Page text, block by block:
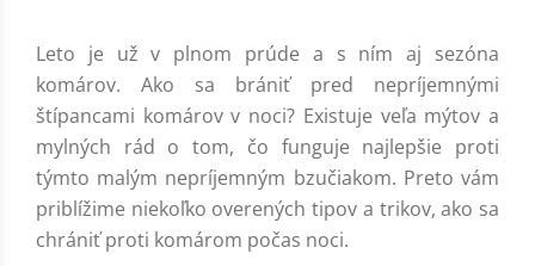
Leto je už v plnom prúde a s ním aj sezóna
komárov. Ako sa brániť pred nepríjemnými
štípancami komárov v noci? Existuje veľa mýtov a
mylných rád o tom, čo funguje najlepšie proti
týmto malým nepríjemným bzučiakom. Preto vám
priblížime niekoľko overených tipov a trikov, ako sa
chrániť proti komárom počas noci.